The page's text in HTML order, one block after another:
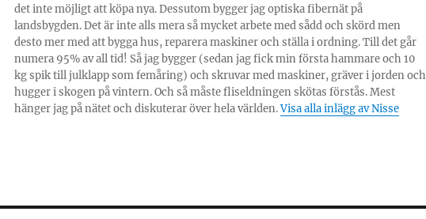
det inte möjligt att köpa nya. Dessutom bygger jag optiska fibernät på
landsbygden. Det är inte alls mera så mycket arbete med sådd och skörd men
desto mer med att bygga hus, reparera maskiner och ställa i ordning. Till det går
numera 95% av all tid! Så jag bygger (sedan jag fick min första hammare och 10
kg spik till julklapp som femåring) och skruvar med maskiner, gräver i jorden och
hugger i skogen på vintern. Och så måste fliseldningen skötas förstås. Mest
hänger jag på nätet och diskuterar över hela världen.Visa alla inlägg av Nisse